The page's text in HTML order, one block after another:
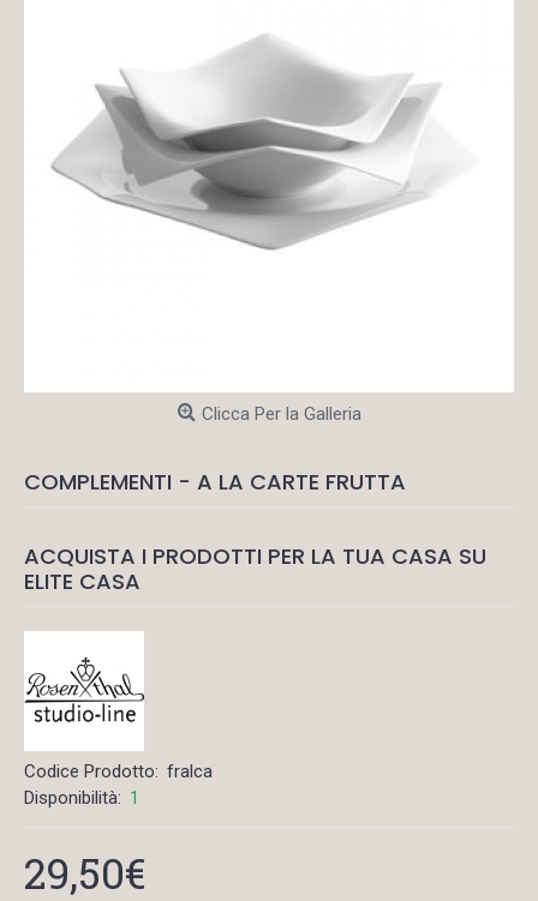
Clicca Per la Galleria
COMPLEMENTI - A LA CARTE FRUTTA
ACQUISTA I PRODOTTI PER LA TUA CASA SU
ELITE CASA
Codice Prodotto: fralca
Disponibilità: 1
29,50€